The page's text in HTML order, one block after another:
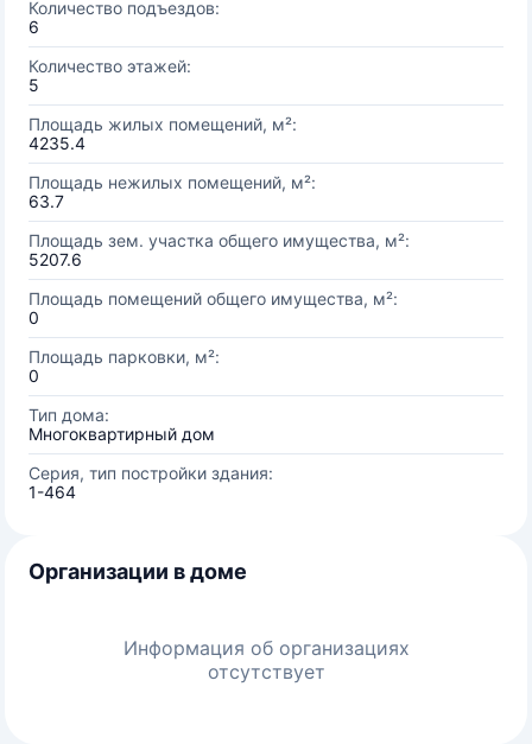
Количество подъездов:
6
Количество этажей:
5
Площадь жилых помещений, м²:
4235.4
Площадь нежилых помещений, м²:
63.7
Площадь зем. участка общего имущества, м²:
5207.6
Площадь помещений общего имущества, м²:
0
Площадь парковки, м²:
0
Тип дома:
Многоквартирный дом
Серия, тип постройки здания:
1-464
Организации в доме
Информация об организациях
отсутствует